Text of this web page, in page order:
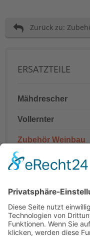
Zurück zu:
ERSATZTEILE
Mähdrescher
Vollernter
Zubehör Weinbau
Teilenummern
Hinweis:
Es handelt sich um
um Originalteile. Die